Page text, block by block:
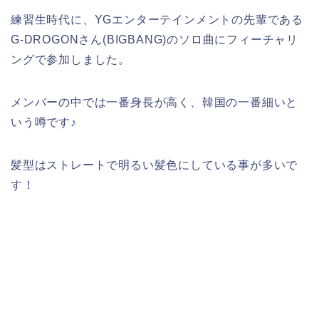
練習生時代に、YGエンターテインメントの先輩である
G-DROGONさん(BIGBANG)のソロ曲にフィーチャリ
ングで参加しました。
メンバーの中では一番身長が高く、韓国の一番細いと
いう噂です♪
髪型はストレートで明るい髪色にしている事が多いで
す！